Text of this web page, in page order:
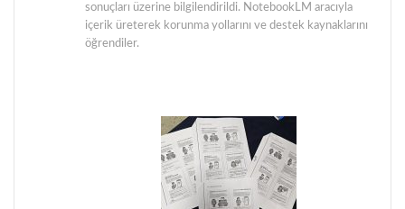
sonuçları üzerine bilgilendirildi. NotebookLM aracıyla
içerik üreterek korunma yollarını ve destek kaynaklarını
öğrendiler.